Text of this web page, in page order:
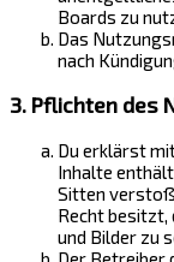
Boards zu
Das
nach
3. Pflichten des
Du erklärst
Inhalte
Sitten
Recht besitzt,
und Bilder zu